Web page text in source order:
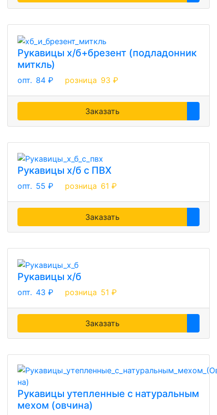
Рукавицы х/б+брезент (подладонник
миткль)
опт. 84 ₽ розница 93 ₽
Заказать
Рукавицы х/б с ПВХ
опт. 55 ₽ розница 61 ₽
Заказать
Рукавицы х/б
опт. 43 ₽ розница 51 ₽
Заказать
Рукавицы утепленные с натуральным
мехом (овчина)